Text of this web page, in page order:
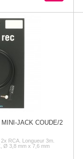
JACK COUDE/2
RCA. Longueur 3m.
Ø 3,8 mm x 7,6 mm